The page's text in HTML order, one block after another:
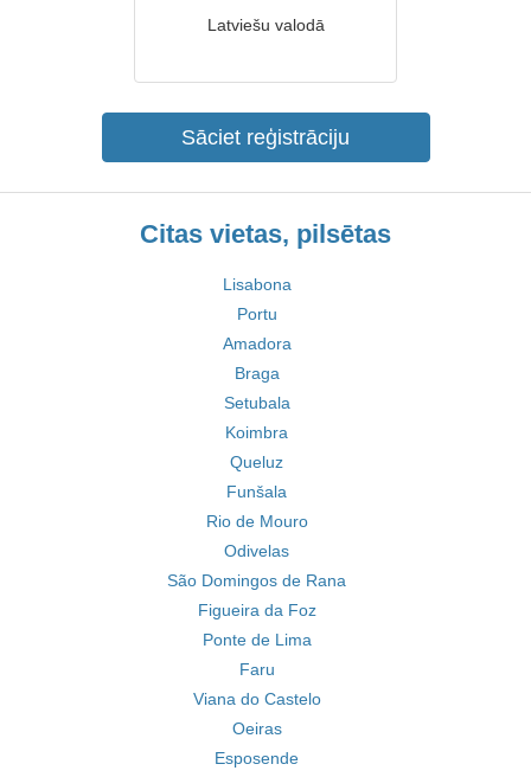
Latviešu valodā
Sāciet reģistrāciju
Citas vietas, pilsētas
Lisabona
Portu
Amadora
Braga
Setubala
Koimbra
Queluz
Funšala
Rio de Mouro
Odivelas
São Domingos de Rana
Figueira da Foz
Ponte de Lima
Faru
Viana do Castelo
Oeiras
Esposende